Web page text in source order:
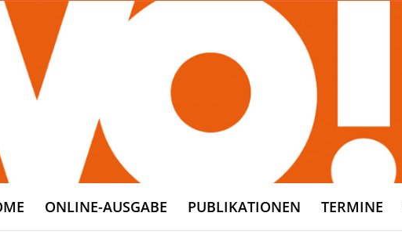
ONLINE-AUSGABE PUBLIKATIONEN TERMINE